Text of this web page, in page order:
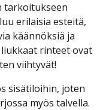
tarkoitukseen
erilaisia esteitä,
käännöksiä ja
rinteet ovat
viihtyvät!
sisätiloihin, joten
myös talvella.